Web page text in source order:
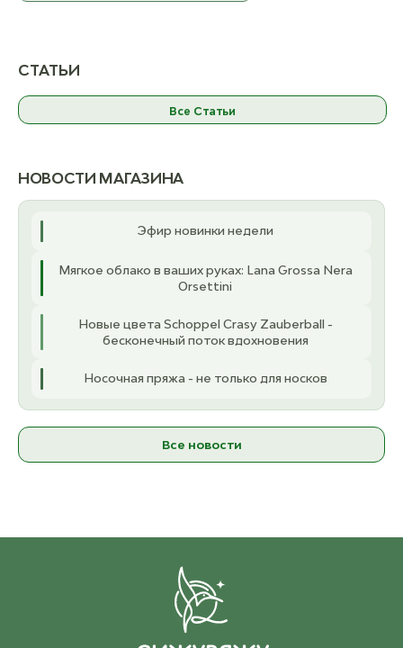
К товару
К товару
СТАТЬИ
Все Статьи
НОВОСТИ МАГАЗИНА
Эфир новинки недели
Мягкое облако в ваших руках: Lana Grossa Nera
Orsettini
Новые цвета Schoppel Crasy Zauberball -
бесконечный поток вдохновения
Носочная пряжа - не только для носков
Все новости